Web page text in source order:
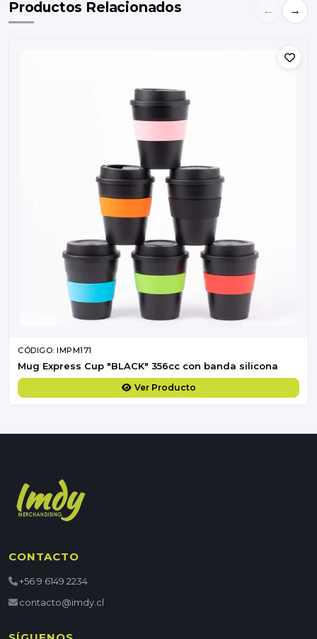
Productos Relacionados ← →
CÓDIGO: IMPM171
Mug Express Cup "BLACK" 356cc con banda silicona
Ver Producto
CONTACTO
+56 9 6149 2234
contacto@imdy.cl